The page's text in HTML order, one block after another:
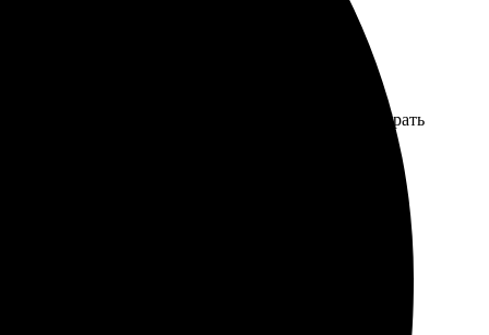
быстро и удобно. Консультанты помогли выбрать
Доставка была немного долгой, но я была